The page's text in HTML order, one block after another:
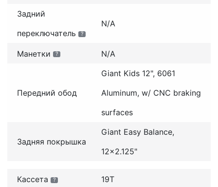
Задний
переключатель
?
N/A
Манетки ? N/A
Передний обод
Giant Kids 12", 6061
Aluminum, w/ CNC braking
surfaces
Задняя покрышка
Giant Easy Balance,
12x2.125"
Кассета ? 19T